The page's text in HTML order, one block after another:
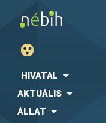
HIVATAL
AKTUÁLIS
ÁLLAT